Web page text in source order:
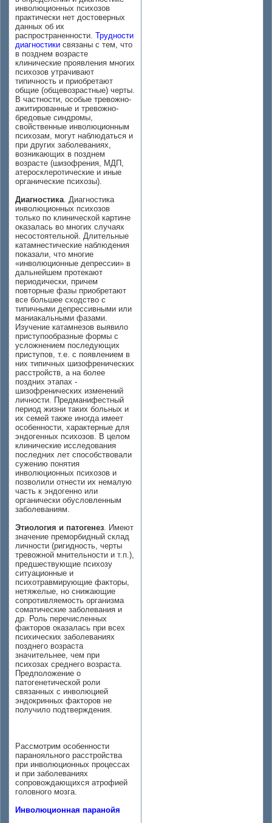
инволюционных психозов
практически нет достоверных
данных об их
распространенности. Трудности
диагностики связаны с тем, что
в позднем возрасте
клинические проявления многих
психозов утрачивают
типичность и приобретают
общие (общевозрастные) черты.
В частности, особые тревожно-
ажитированные и тревожно-
бредовые синдромы,
свойственные инволюционным
психозам, могут наблюдаться и
при других заболеваниях,
возникающих в позднем
возрасте (шизофрения, МДП,
атеросклеротические и иные
органические психозы).
Диагностика. Диагностика
инволюционных психозов
только по клинической картине
оказалась во многих случаях
несостоятельной. Длительные
катамнестические наблюдения
показали, что многие
«инволюционные депрессии» в
дальнейшем протекают
периодически, причем
повторные фазы приобретают
все большее сходство с
типичными депрессивными или
маниакальными фазами.
Изучение катамнезов выявило
приступообразные формы с
усложнением последующих
приступов, т.е. с появлением в
них типичных шизофренических
расстройств, а на более
поздних этапах -
шизофренических изменений
личности. Предманифестный
период жизни таких больных и
их семей также иногда имеет
особенности, характерные для
эндогенных психозов. В целом
клинические исследования
последних лет способствовали
сужению понятия
инволюционных психозов и
позволили отнести их немалую
часть к эндогенно или
органически обусловленным
заболеваниям.
Этиология и патогенез. Имеют
значение преморбидный склад
личности (ригидность, черты
тревожной мнительности и т.п.),
предшествующие психозу
ситуационные и
психотравмирующие факторы,
нетяжелые, но снижающие
сопротивляемость организма
соматические заболевания и
др. Роль перечисленных
факторов оказалась при всех
психических заболеваниях
позднего возраста
значительнее, чем при
психозах среднего возраста.
Предположение о
патогенетической роли
связанных с инволюцией
эндокринных факторов не
получило подтверждения.
Рассмотрим особенности
паранояльного расстройства
при инволюционных процессах
и при заболеваниях
сопровождающихся атрофией
головного мозга.
Инволюционная паранойя